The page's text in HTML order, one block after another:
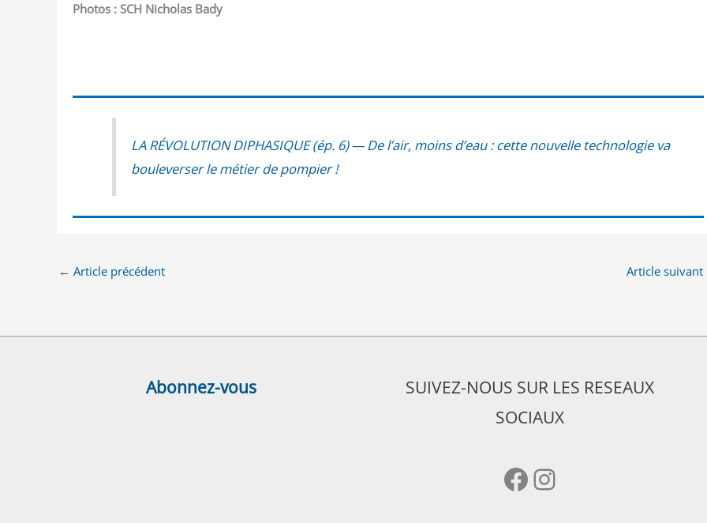
Photos : SCH Nicholas Bady
LA RÉVOLUTION DIPHASIQUE (ép. 6) — De l’air, moins d’eau : cette nou­velle tech­no­lo­gie va
bou­le­ver­ser le métier de pompier !
← Article précédent Article suivant
Abonnez-vous
SUIVEZ-NOUS SUR LES RESEAUX
SOCIAUX
Facebook
Instagram